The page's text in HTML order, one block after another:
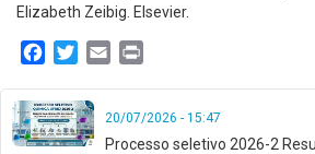
Elizabeth Zeibig. Elsevier.
FacebookTwitterEmail
20/07/2026 - 15:47
Processo seletivo 2026-2